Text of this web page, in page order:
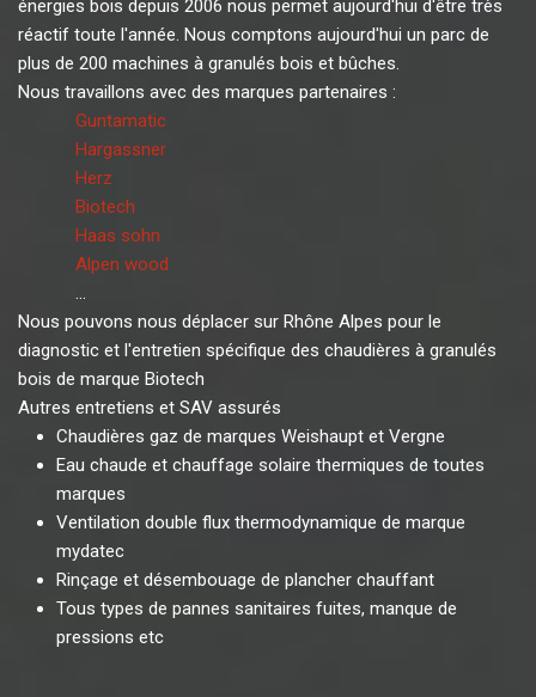
énergies bois depuis 2006 nous permet aujourd'hui d'être très
réactif toute l'année. Nous comptons aujourd'hui un parc de
plus de 200 machines à granulés bois et bûches.
Nous travaillons avec des marques partenaires :
Guntamatic
Hargassner
Herz
Biotech
Haas sohn
Alpen wood
...
Nous pouvons nous déplacer sur Rhône Alpes pour le
diagnostic et l'entretien spécifique des chaudières à granulés
bois de marque Biotech
Autres entretiens et SAV assurés
Chaudières gaz de marques Weishaupt et Vergne
Eau chaude et chauffage solaire thermiques de toutes
marques
Ventilation double flux thermodynamique de marque
mydatec
Rinçage et désembouage de plancher chauffant
Tous types de pannes sanitaires fuites, manque de
pressions etc